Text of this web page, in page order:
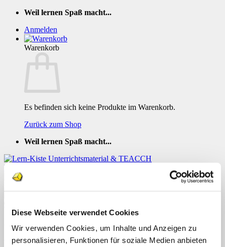
Diese Webseite verwendet Cookies
Wir verwenden Cookies, um Inhalte und Anzeigen zu
personalisieren, Funktionen für soziale Medien anbieten
Zum
springen
Weil lernen Spaß macht...
Anmelden
Warenkorb
Es befinden sich keine Produkte im Warenkorb.
Zurück zum Shop
Weil lernen Spaß macht...
Home
Veröffentlicht11. Februar 2021bei434 × 600inAutos auf der